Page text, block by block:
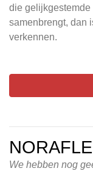
die
samenbrengt, dan
verkennen.
We hebben nog